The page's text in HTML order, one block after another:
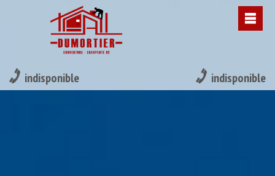
indisponible indisponible